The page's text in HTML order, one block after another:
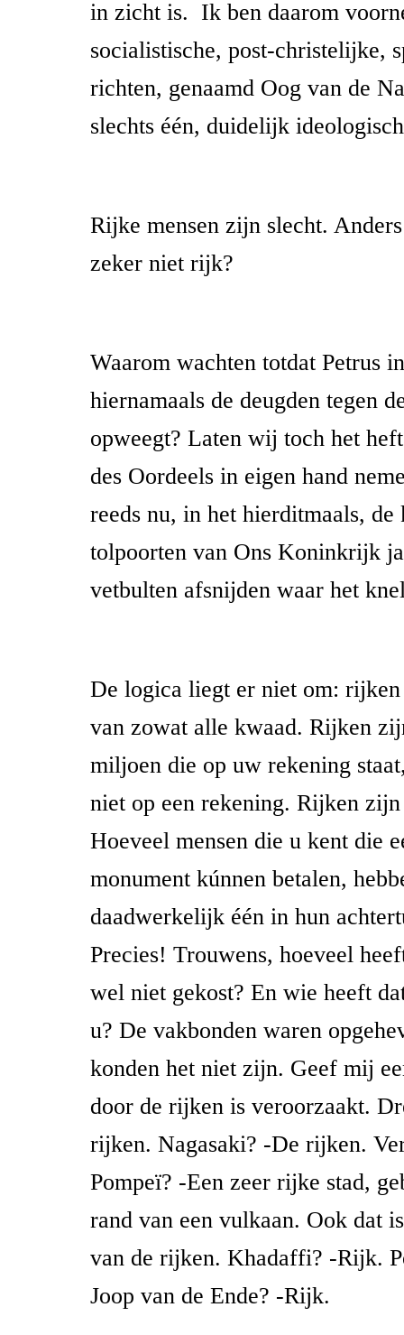
in zicht is. Ik ben daarom
socialistische, post-christelijke,
richten, genaamd Oog van de
slechts één, duidelijk
Rijke mensen zijn slecht.
zeker niet rijk?
Waarom wachten totdat Petrus
hiernamaals de deugden tegen
opweegt? Laten wij toch het
des Oordeels in eigen hand
reeds nu, in het hierditmaals, de
tolpoorten van Ons Koninkrijk
vetbulten afsnijden waar het
De logica liegt er niet om:
van zowat alle kwaad. Rijken
miljoen die op uw rekening
niet op een rekening. Rijken
Hoeveel mensen die u kent die
monument kúnnen betalen,
daadwerkelijk één in hun
Precies! Trouwens, hoeveel
wel niet gekost? En wie heeft
u? De vakbonden waren
konden het niet zijn. Geef mij
door de rijken is veroorzaakt.
rijken. Nagasaki? -De rijken.
Pompeï? -Een zeer rijke stad,
rand van een vulkaan. Ook dat
van de rijken. Khadaffi? -Rijk.
Joop van de Ende? -Rijk.